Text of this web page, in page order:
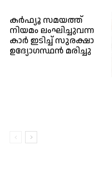
കർഫ്യൂ സമയത്ത്
നിയമം ലംഘിച്ചുവന്ന
കാർ ഇടിച്ച് സുരക്ഷാ
ഉദ്യോഗസ്ഥൻ മരിച്ചു